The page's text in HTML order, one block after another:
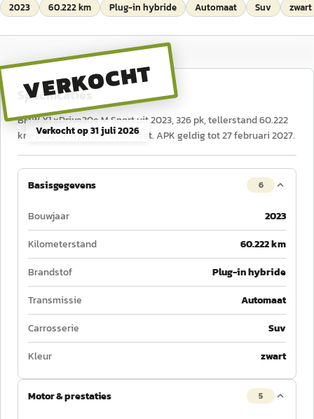
2023 60.222 km Plug-in hybride Automaat Suv zwart
VERKOCHT
Verkocht op31 juli 2026
Specificaties
BMW X1 xDrive30e M Sport uit 2023, 326 pk, tellerstand 60.222
km, plug-in hybride, automaat. APK geldig tot 27 februari 2027.
Basisgegevens 6
Bouwjaar
2023
Kilometerstand
60.222 km
Brandstof
Plug-in hybride
Transmissie
Automaat
Carrosserie
Suv
Kleur
zwart
Motor & prestaties 5